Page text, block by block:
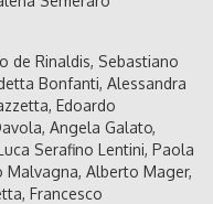
de Rinaldis, Sebastiano
Bonfanti, Alessandra
Edoardo
Angela Galato,
Serafino Lentini, Paola
Malvagna, Alberto Mager,
Francesco